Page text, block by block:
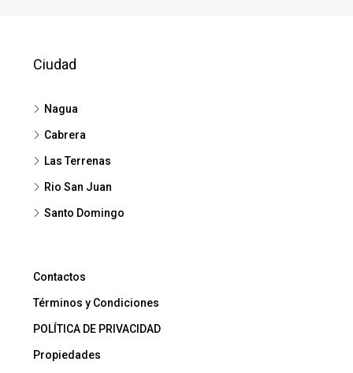
Ciudad
Nagua
Cabrera
Las Terrenas
Rio San Juan
Santo Domingo
Contactos
Términos y Condiciones
POLÍTICA DE PRIVACIDAD
Propiedades